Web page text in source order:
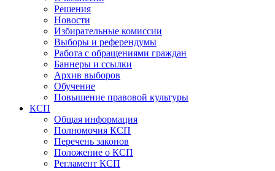
Решения
Новости
Избирательные комиссии
Выборы и референдумы
Работа с обращениями граждан
Баннеры и ссылки
Архив выборов
Обучение
Повышение правовой культуры
КСП
Общая информация
Полномочия КСП
Перечень законов
Положение о КСП
Регламент КСП